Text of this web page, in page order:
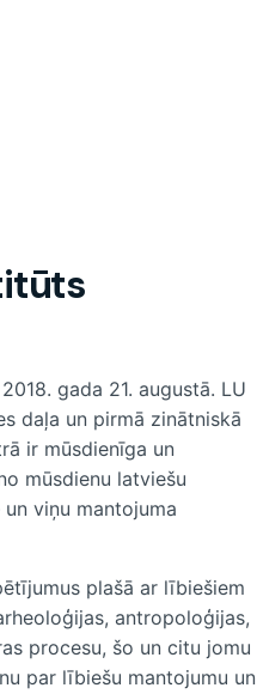
gada 21. augustā. LU
daļa un pirmā zinātniskā
ir mūsdienīga un
mūsdienu latviešu
viņu mantojuma
plašā ar lībiešiem
antropoloģijas,
procesu, šo un citu jomu
par lībiešu mantojumu un